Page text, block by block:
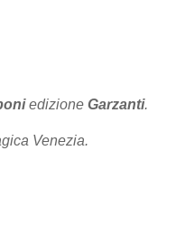
edizione Garzanti.
Venezia.